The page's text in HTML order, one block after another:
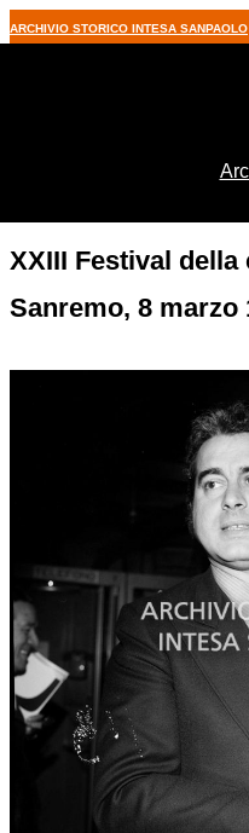
ARCHIVIO STORICO INTESA SANPAOLO
XXIII Festival
Sanremo, 8 marzo